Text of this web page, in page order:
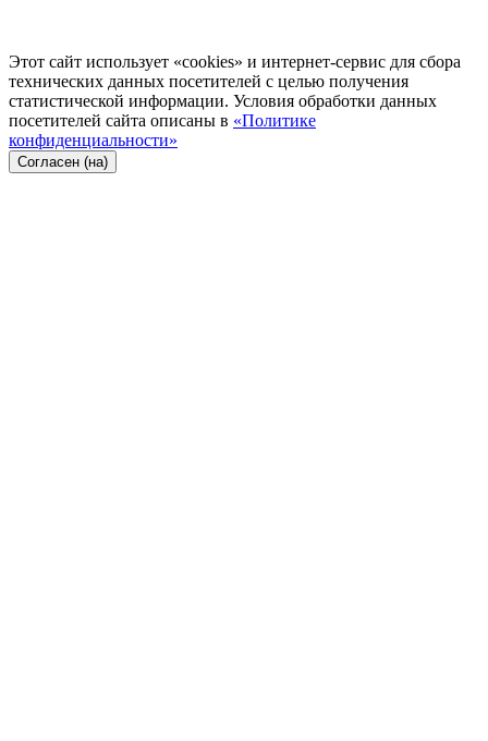
Этот сайт использует «cookies» и интернет-сервис для сбора
технических данных посетителей с целью получения
статистической информации. Условия обработки данных
посетителей сайта описаны в «Политике
конфиденциальности»
Согласен (на)